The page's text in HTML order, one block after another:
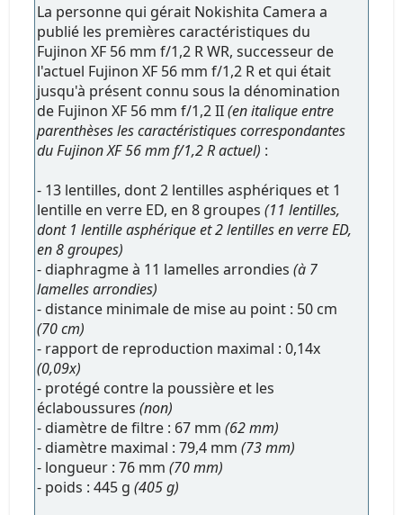
La personne qui gérait Nokishita Camera a
publié les premières caractéristiques du
Fujinon XF 56 mm f/1,2 R WR, successeur de
l'actuel Fujinon XF 56 mm f/1,2 R et qui était
jusqu'à présent connu sous la dénomination
de Fujinon XF 56 mm f/1,2 II(en italique entre
parenthèses les caractéristiques correspondantes
du Fujinon XF 56 mm f/1,2 R actuel) :
- 13 lentilles, dont 2 lentilles asphériques et 1
lentille en verre ED, en 8 groupes(11 lentilles,
dont 1 lentille asphérique et 2 lentilles en verre ED,
en 8 groupes)
- diaphragme à 11 lamelles arrondies(à 7
lamelles arrondies)
- distance minimale de mise au point : 50 cm
(70 cm)
- rapport de reproduction maximal : 0,14x
(0,09x)
- protégé contre la poussière et les
éclaboussures(non)
- diamètre de filtre : 67 mm(62 mm)
- diamètre maximal : 79,4 mm(73 mm)
- longueur : 76 mm(70 mm)
- poids : 445 g(405 g)